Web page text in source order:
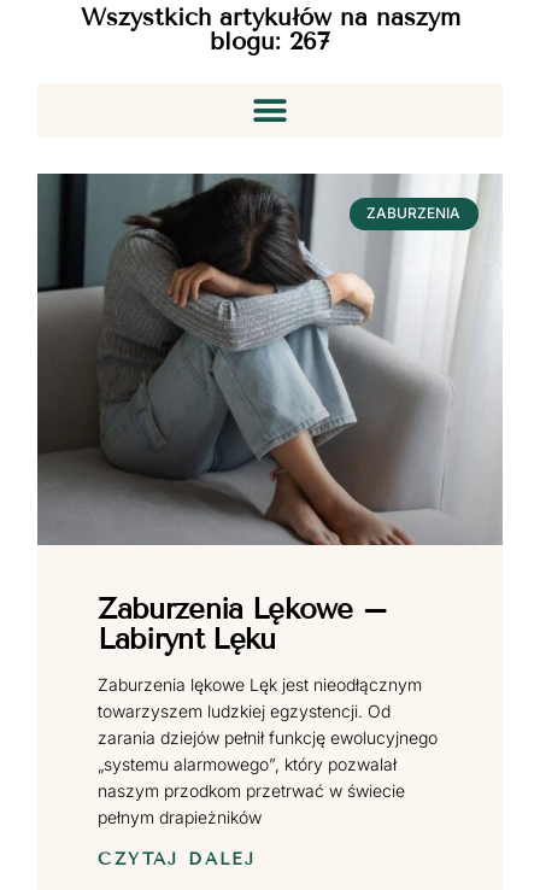
Wszystkich artykułów na naszym
blogu: 267
ZABURZENIA
Zaburzenia Lękowe –
Labirynt Lęku
Zaburzenia lękowe Lęk jest nieodłącznym
towarzyszem ludzkiej egzystencji. Od
zarania dziejów pełnił funkcję ewolucyjnego
„systemu alarmowego”, który pozwalał
naszym przodkom przetrwać w świecie
pełnym drapieżników
CZYTAJ DALEJ